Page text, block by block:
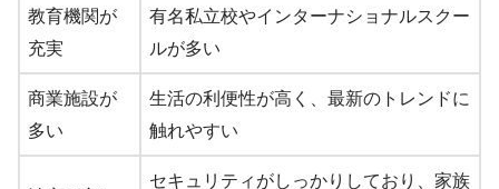
教育機関が
充実
有名私立校やインターナショナルスクー
ルが多い
商業施設が
多い
生活の利便性が高く、最新のトレンドに
触れやすい
セキュリティがしっかりしており、家族